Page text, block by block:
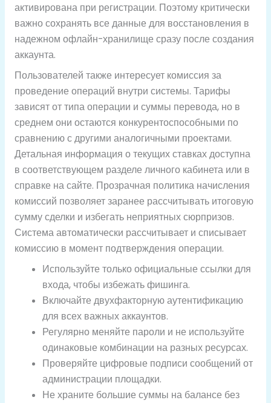
активирована при регистрации. Поэтому критически
важно сохранять все данные для восстановления в
надежном офлайн-хранилище сразу после создания
аккаунта.
Пользователей также интересует комиссия за
проведение операций внутри системы. Тарифы
зависят от типа операции и суммы перевода, но в
среднем они остаются конкурентоспособными по
сравнению с другими аналогичными проектами.
Детальная информация о текущих ставках доступна
в соответствующем разделе личного кабинета или в
справке на сайте. Прозрачная политика начисления
комиссий позволяет заранее рассчитывать итоговую
сумму сделки и избегать неприятных сюрпризов.
Система автоматически рассчитывает и списывает
комиссию в момент подтверждения операции.
Используйте только официальные ссылки для
входа, чтобы избежать фишинга.
Включайте двухфакторную аутентификацию
для всех важных аккаунтов.
Регулярно меняйте пароли и не используйте
одинаковые комбинации на разных ресурсах.
Проверяйте цифровые подписи сообщений от
администрации площадки.
Не храните большие суммы на балансе без